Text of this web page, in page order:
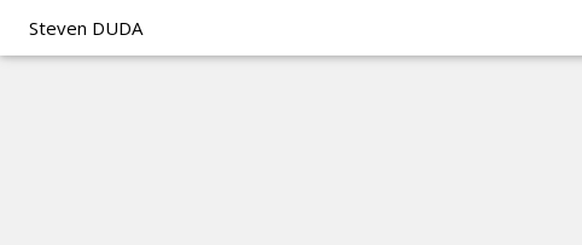
Steven DUDA